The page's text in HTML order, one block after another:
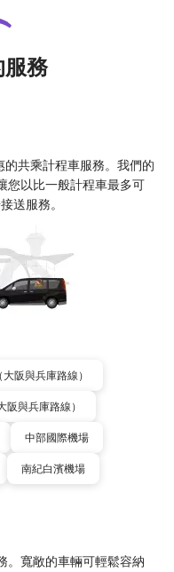
服務
共乘計程車服務。我們的
您以比一般計程車最多可
送服務。
阪與兵庫路線）
阪與兵庫路線）
中部國際機場
南紀白濱機場
。寬敞的車輛可輕鬆容納